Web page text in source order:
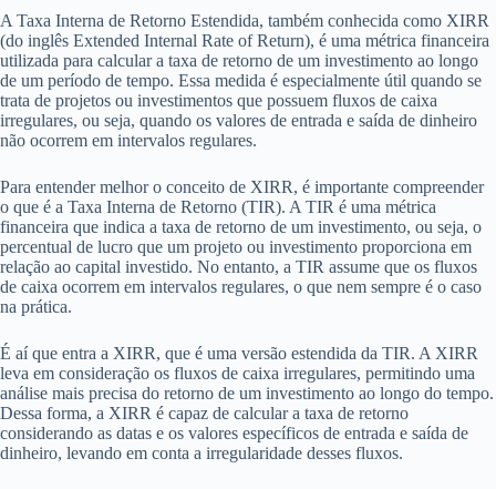
A Taxa Interna de Retorno Estendida, também conhecida como XIRR
(do inglês Extended Internal Rate of Return), é uma métrica financeira
utilizada para calcular a taxa de retorno de um investimento ao longo
de um período de tempo. Essa medida é especialmente útil quando se
trata de projetos ou investimentos que possuem fluxos de caixa
irregulares, ou seja, quando os valores de entrada e saída de dinheiro
não ocorrem em intervalos regulares.
Para entender melhor o conceito de XIRR, é importante compreender
o que é a Taxa Interna de Retorno (TIR). A TIR é uma métrica
financeira que indica a taxa de retorno de um investimento, ou seja, o
percentual de lucro que um projeto ou investimento proporciona em
relação ao capital investido. No entanto, a TIR assume que os fluxos
de caixa ocorrem em intervalos regulares, o que nem sempre é o caso
na prática.
É aí que entra a XIRR, que é uma versão estendida da TIR. A XIRR
leva em consideração os fluxos de caixa irregulares, permitindo uma
análise mais precisa do retorno de um investimento ao longo do tempo.
Dessa forma, a XIRR é capaz de calcular a taxa de retorno
considerando as datas e os valores específicos de entrada e saída de
dinheiro, levando em conta a irregularidade desses fluxos.